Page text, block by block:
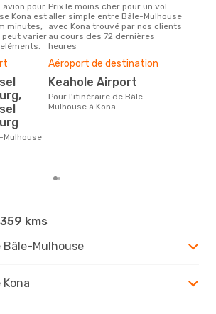
Kona est
minutes,
peut varier
Prix le moins cher pour un vol
aller simple entre Bâle-Mulhouse
avec Kona trouvé par nos clients
au cours des 72 dernières
heures
Aéroport de destination
Keahole Airport
Pour l'itinéraire de Bâle-
Mulhouse à Kona
kms
Bâle-Mulhouse